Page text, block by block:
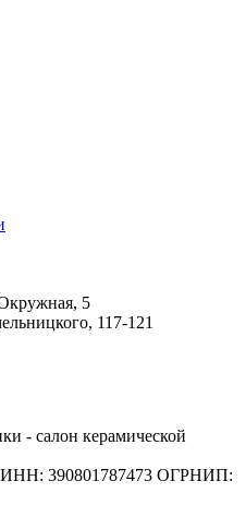
5
117-121
- салон керамической
ИНН: 390801787473 ОГРНИП: